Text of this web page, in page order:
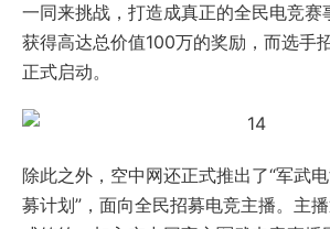
一同来挑战，打造成真正的全民电竞赛
获得高达总价值100万的奖励，而选手
正式启动。
除此之外，空中网还正式推出了“军武
募计划”，面向全民招募电竞主播。主